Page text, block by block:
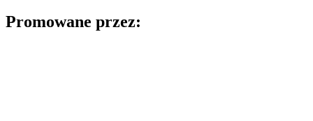
Promowane przez: